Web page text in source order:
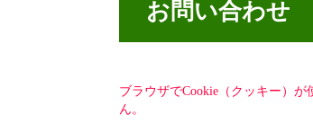
お問い合わせ
ブラウザでCookie（クッキー）
ん。